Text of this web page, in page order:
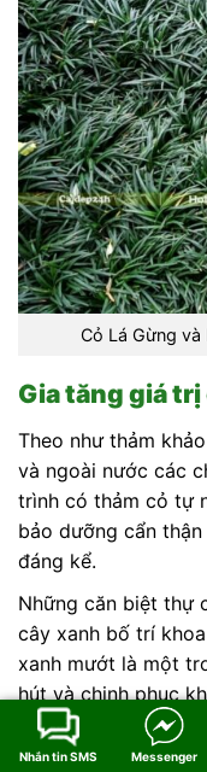
Cỏ Lá Gừng
Gia tăng giá
Theo như thảm
và ngoài nước các
trình có thảm cỏ tự
bảo dưỡng cẩn
đáng kể.
Những căn biệt thự
cây xanh bố trí
xanh mướt là một
hút và chinh phục
hoặc lựa chọn an cư.
Messenger
Nhắn tin SMS